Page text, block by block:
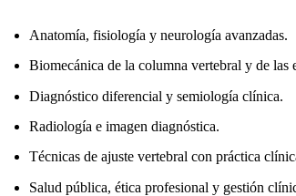
Anatomía, fisiología y neurología avanzadas.
Biomecánica de la columna vertebral y de las
Diagnóstico diferencial y semiología clínica.
Radiología e imagen diagnóstica.
Técnicas de ajuste vertebral con práctica
Salud pública, ética profesional y gestión